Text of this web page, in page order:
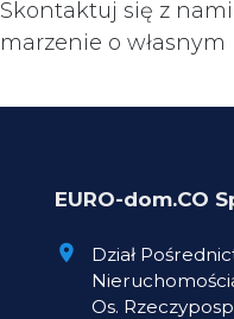
Skontaktuj się z
marzenie o własnym
EURO-dom.CO
Dział
Os.